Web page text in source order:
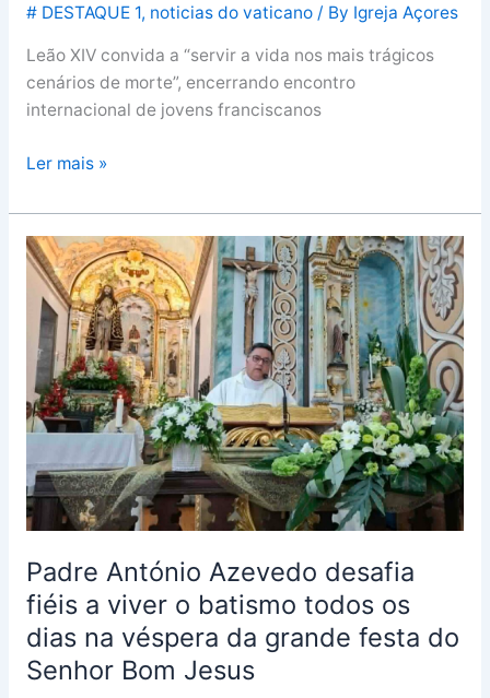
# DESTAQUE 1, noticias do vaticano/ By Igreja Açores
Leão XIV convida a “servir a vida nos mais trágicos
cenários de morte”, encerrando encontro
internacional de jovens franciscanos
Ler mais »
Padre António Azevedo desafia
fiéis a viver o batismo todos os
dias na véspera da grande festa do
Senhor Bom Jesus
Padre
António
Azevedo
desafia
fiéis
a
viver
o
batismo
todos
os
na
véspera
da
grande
festa